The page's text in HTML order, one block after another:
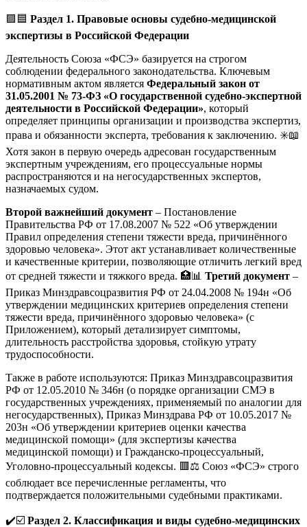
🟩🟦 Раздел 1. Правовые основы судебно-медицинской
экспертизы в Российской Федерации
Деятельность Союза «ФСЭ» базируется на строгом
соблюдении федерального законодательства. Ключевым
нормативным актом является Федеральный закон от
31.05.2001 № 73-ФЗ «О государственной судебно-экспертной
деятельности в Российской Федерации», который
определяет принципы организации и производства экспертиз,
права и обязанности эксперта, требования к заключению. ✳️📖
Хотя закон в первую очередь адресован государственным
экспертным учреждениям, его процессуальные нормы
распространяются и на негосударственных экспертов,
назначаемых судом.
Второй важнейший документ – Постановление
Правительства РФ от 17.08.2007 № 522 «Об утверждении
Правил определения степени тяжести вреда, причинённого
здоровью человека». Этот акт устанавливает количественные
и качественные критерии, позволяющие отличить легкий вред
от средней тяжести и тяжкого вреда. 🏥📊 Третий документ –
Приказ Минздравсоцразвития РФ от 24.04.2008 № 194н «Об
утверждении медицинских критериев определения степени
тяжести вреда, причинённого здоровью человека» (с
Приложением), который детализирует симптомы,
длительность расстройства здоровья, стойкую утрату
трудоспособности.
Также в работе используются: Приказ Минздравсоцразвития
РФ от 12.05.2010 № 346н (о порядке организации СМЭ в
государственных учреждениях, применяемый по аналогии для
негосударственных), Приказ Минздрава РФ от 10.05.2017 №
203н «Об утверждении критериев оценки качества
медицинской помощи» (для экспертизы качества
медицинской помощи) и Гражданско-процессуальный,
Уголовно-процессуальный кодексы. 🟥⚖️ Союз «ФСЭ» строго
соблюдает все перечисленные регламенты, что
подтверждается положительными судебными практиками.
✔️☑️ Раздел 2. Классификация и виды судебно-медицинских